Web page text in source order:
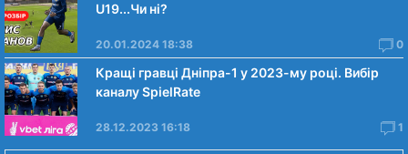
U19...Чи нi?
20.01.2024 18:38 0
Кращі гравці Дніпра-1 у 2023-му році. Вибiр
каналу SpielRate
28.12.2023 16:18 1